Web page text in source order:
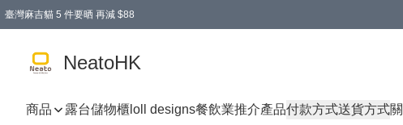
臺灣麻吉貓 5 件要晒 再減 $88
NeatoHK
商品 露台儲物櫃 loll designs餐飲業推介產品付款方式送貨方式